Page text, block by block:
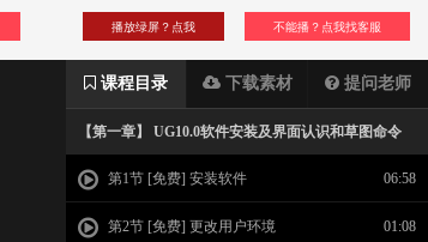
不能播？点我找客服
播放绿屏？点我
课程目录 下载素材 提问老师
【第一章】 UG10.0软件安装及界面认识和草图命令
第1节 [免费] 安装软件 06:58
第2节 [免费] 更改用户环境 01:08